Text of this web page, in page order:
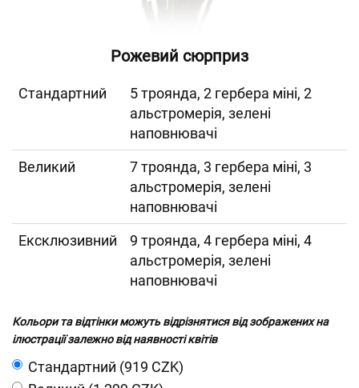
Рожевий сюрприз
Cтандартний
5 троянда, 2 гербера міні, 2
альстромерія, зелені
наповнювачі
Великий
7 троянда, 3 гербера міні, 3
альстромерія, зелені
наповнювачі
Ексклюзивний
9 троянда, 4 гербера міні, 4
альстромерія, зелені
наповнювачі
Кольори та відтінки можуть відрізнятися від зображених на
ілюстрації залежно від наявності квітів
Cтандартний (919 CZK)